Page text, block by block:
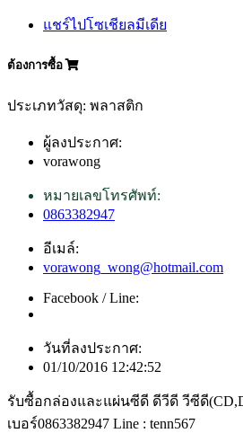
แชร์ไปโซเชียลมีเดีย
ต้องการซื้อ
ประเภทวัสดุ: พลาสติก
ผู้ลงประกาศ:
vorawong
หมายเลขโทรศัพท์:
0863382947
อีเมล์:
vorawong_wong@hotmail.com
Facebook / Line:
วันที่ลงประกาศ:
01/10/2016 12:42:52
รับซื้อกล่องและแผ่นซีดี ดีวีดี วีซีดี
เบอร์0863382947 Line : tenn567